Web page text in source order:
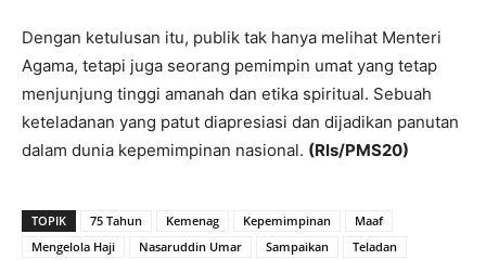
Dengan ketulusan itu, publik tak hanya melihat Menteri
Agama, tetapi juga seorang pemimpin umat yang tetap
menjunjung tinggi amanah dan etika spiritual. Sebuah
keteladanan yang patut diapresiasi dan dijadikan panutan
dalam dunia kepemimpinan nasional. (Rls/PMS20)
TOPIK 75 Tahun Kemenag Kepemimpinan
Maaf
Mengelola Haji
Nasaruddin Umar Sampaikan Teladan